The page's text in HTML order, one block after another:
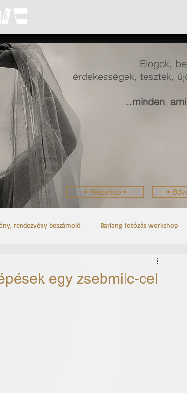
rendezvény beszámoló Barlang fotózás workshop
egy zsebmilc-cel
Blogok,
érdekességek, tesztek,
...minden,
• Webshop • •